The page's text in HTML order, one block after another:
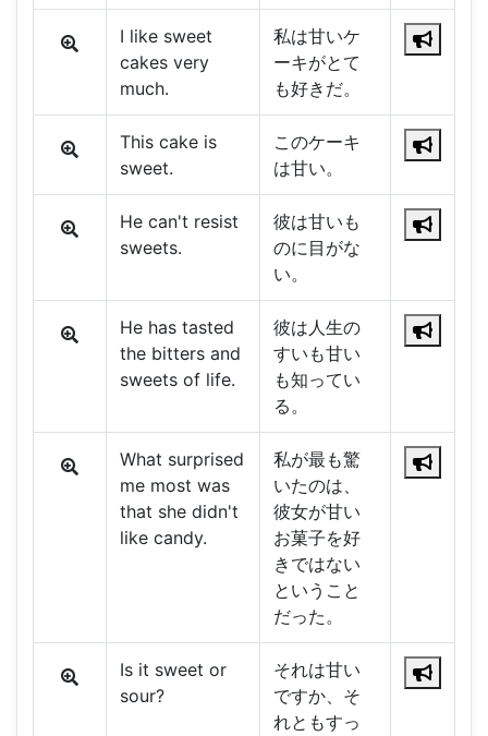
I like sweet
cakes very
much.
私は甘いケ
ーキがとて
も好きだ。
This cake is
sweet.
このケーキ
は甘い。
He can't resist
sweets.
彼は甘いも
のに目がな
い。
He has tasted
the bitters and
sweets of life.
彼は人生の
すいも甘い
も知ってい
る。
What surprised
me most was
that she didn't
like candy.
私が最も驚
いたのは、
彼女が甘い
お菓子を好
きではない
ということ
だった。
Is it sweet or
sour?
それは甘い
ですか、そ
れともすっ